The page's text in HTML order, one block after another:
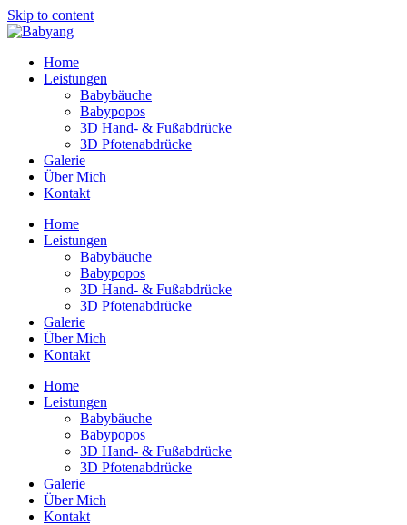
Skip to content
Home
Leistungen
Babybäuche
Babypopos
3D Hand- & Fußabdrücke
3D Pfotenabdrücke
Galerie
Über Mich
Kontakt
Home
Leistungen
Babybäuche
Babypopos
3D Hand- & Fußabdrücke
3D Pfotenabdrücke
Galerie
Über Mich
Kontakt
Home
Leistungen
Babybäuche
Babypopos
3D Hand- & Fußabdrücke
3D Pfotenabdrücke
Galerie
Über Mich
Kontakt